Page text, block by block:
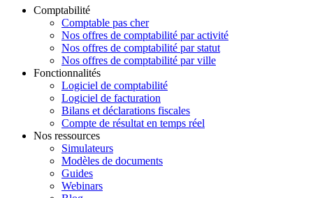
Comptabilité
Comptable pas cher
Nos offres de comptabilité par activité
Nos offres de comptabilité par statut
Nos offres de comptabilité par ville
Fonctionnalités
Logiciel de comptabilité
Logiciel de facturation
Bilans et déclarations fiscales
Compte de résultat en temps réel
Nos ressources
Simulateurs
Modèles de documents
Guides
Webinars